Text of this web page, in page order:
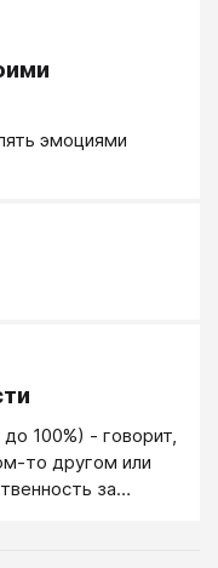
эмоциями
100%) - говорит,
то другом или
за